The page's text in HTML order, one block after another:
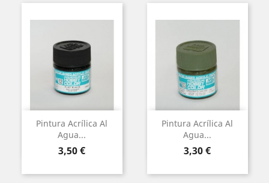
Pintura Acrílica Al
Agua...
Preu
3,50 €
Pintura Acrílica Al
Agua...
Preu
3,30 €